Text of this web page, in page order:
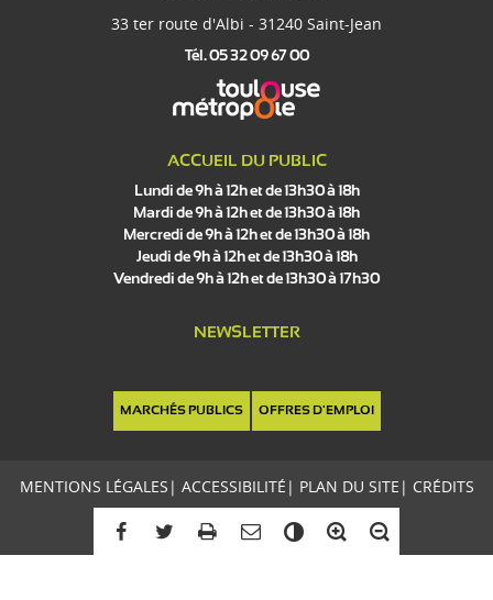
33 ter route d'Albi - 31240 Saint-Jean
Tél. 05 32 09 67 00
ACCUEIL DU PUBLIC
Lundi de 9h à 12h et de 13h30 à 18h
Mardi de 9h à 12h et de 13h30 à 18h
Mercredi de 9h à 12h et de 13h30 à 18h
Jeudi de 9h à 12h et de 13h30 à 18h
Vendredi de 9h à 12h et de 13h30 à 17h30
NEWSLETTER
MARCHÉS PUBLICS OFFRES D'EMPLOI
MENTIONS LÉGALES | ACCESSIBILITÉ | PLAN DU SITE | CRÉDITS